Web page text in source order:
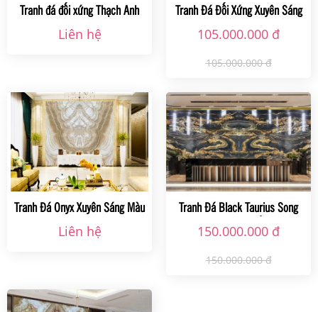
Tranh đá đối xứng Thạch Anh
Golden Frame
Liên hệ
Tranh Đá Đối Xứng Xuyên Sáng
Onyx
105.000.000 đ
105.000.000 đ
Tranh Đá Onyx Xuyên Sáng Màu
Kem
Liên hệ
Tranh Đá Black Taurius Song
Long Sum Vầy
150.000.000 đ
150.000.000 đ